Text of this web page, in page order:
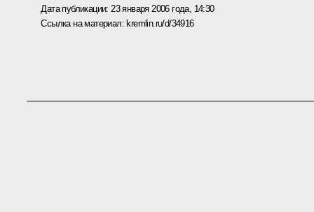
Дата публикации: 23 января 2006 года, 14:30
Ссылка на материал:kremlin.ru/d/34916